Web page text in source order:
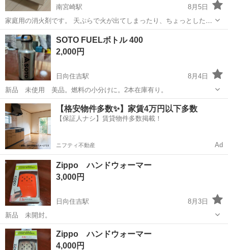
南宮崎駅
8月5日
家庭用の消火剤です。 天ぷらで火が出てしまったり、ちょっとした火
に有効だと思います。 個人間のお取引になりますのでノークレーム・
ノーリターンでお願いします。 ご質問等ありましたら、お気軽にお問
い合わせください。 よろしくお願...
宮崎 宮崎市 防災、セキュリティ
SOTO FUELボトル 400
2,000円
日向住吉駅
8月4日
新品 未使用 美品。燃料の小分けに。2本在庫有り。
宮崎 宮崎市 日向住吉駅 防災、セキュリティ
【格安物件多数✨】家賃4万円以下多数
【保証人ナシ】賃貸物件多数掲載！
ニフティ不動産 Ad
Zippo ハンドウォーマー
3,000円
日向住吉駅
8月3日
新品 未開封。
宮崎 宮崎市 防災、セキュリティ
ハンドウォーマー
Zippo ハンドウォーマー
4,000円